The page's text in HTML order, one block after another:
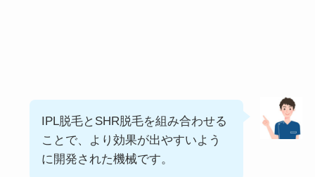
IPL脱毛とSHR脱毛を組み合わせる
ことで、より効果が出やすいよう
に開発された機械です。